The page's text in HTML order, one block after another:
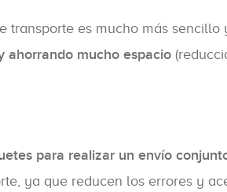
transporte es mucho más sencillo
ahorrando mucho espacio
para realizar un envío
ya que reducen los errores y